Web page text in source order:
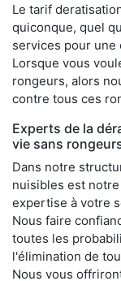
Le tarif
quiconque, quel
services pour une
Lorsque vous
rongeurs, alors
contre tous ces
Experts de la
vie sans
Dans notre
nuisibles est
expertise à votre
Nous faire
toutes les
l'élimination de
Nous vous